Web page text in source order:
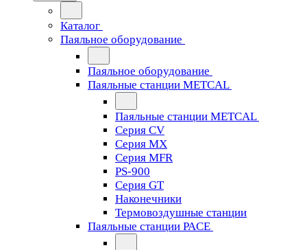
Каталог
Паяльное оборудование
Паяльное оборудование
Паяльные станции METCAL
Паяльные станции METCAL
Серия CV
Серия MX
Серия MFR
PS-900
Серия GT
Наконечники
Термовоздушные станции
Паяльные станции PACE